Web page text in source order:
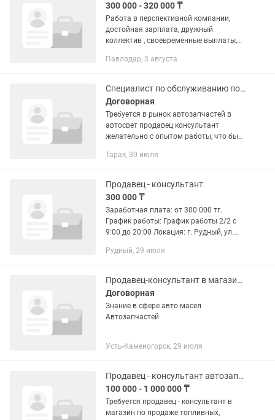
300 000 - 320 000 ₸
Работа в перспективной компании,
достойная зарплата, дружный
коллектив , своевременные выплаты,
компании проходят обучение на
и...
Павлодар, 3 августа
Специалист по обслуживанию покупателей в магазине
Договорная
Требуется в рынок автозапчастей в
автосвет продавец консультант
желательно с опытом работы, что бы
Тараз, 30 июля
Продавец - консультант
300 000 ₸
Заработная плата: от 300 000 тг.
График работы: График работы 2/2 с
9:00 до 20:00 Локация: г. Рудный, ул.
Консультация клиентов по
Рудный, 29 июля
Продавец-консультант в магазине Автосервиса
Договорная
Знание в сфере авто масел
Автозапчастей
Усть-Каменогорск, 29 июля
Продавец - консультант автозапчастей
100 000 - 1 000 000 ₸
Требуется продавец - консультант в
магазин по продаже топливных,